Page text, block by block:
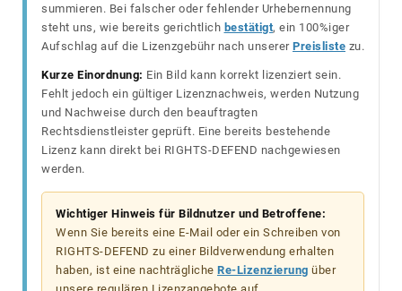
summieren. Bei falscher oder fehlender Urhebernennung
steht uns, wie bereits gerichtlich bestätigt, ein 100%iger
Aufschlag auf die Lizenzgebühr nach unserer Preisliste zu.
Kurze Einordnung: Ein Bild kann korrekt lizenziert sein.
Fehlt jedoch ein gültiger Lizenznachweis, werden Nutzung
und Nachweise durch den beauftragten
Rechtsdienstleister geprüft. Eine bereits bestehende
Lizenz kann direkt bei RIGHTS-DEFEND nachgewiesen
werden.
Wichtiger Hinweis für Bildnutzer und Betroffene:
Wenn Sie bereits eine E-Mail oder ein Schreiben von
RIGHTS-DEFEND zu einer Bildverwendung erhalten
haben, ist eine nachträgliche Re-Lizenzierung über